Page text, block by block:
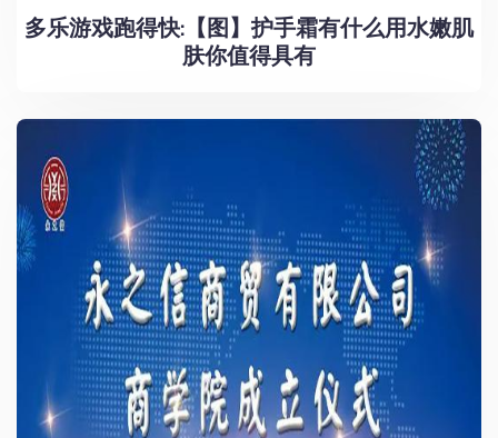
多乐游戏跑得快:【图】护手霜有什么用水嫩肌
肤你值得具有